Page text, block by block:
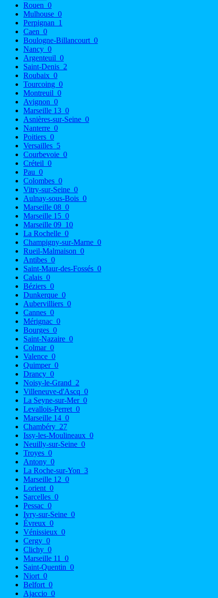
Rouen 0
Mulhouse 0
Perpignan 1
Caen 0
Boulogne-Billancourt 0
Nancy 0
Argenteuil 0
Saint-Denis 2
Roubaix 0
Tourcoing 0
Montreuil 0
Avignon 0
Marseille 13 0
Asnières-sur-Seine 0
Nanterre 0
Poitiers 0
Versailles 5
Courbevoie 0
Créteil 0
Pau 0
Colombes 0
Vitry-sur-Seine 0
Aulnay-sous-Bois 0
Marseille 08 0
Marseille 15 0
Marseille 09 10
La Rochelle 0
Champigny-sur-Marne 0
Rueil-Malmaison 0
Antibes 0
Saint-Maur-des-Fossés 0
Calais 0
Béziers 0
Dunkerque 0
Aubervilliers 0
Cannes 0
Mérignac 0
Bourges 0
Saint-Nazaire 0
Colmar 0
Valence 0
Quimper 0
Drancy 0
Noisy-le-Grand 2
Villeneuve-d'Ascq 0
La Seyne-sur-Mer 0
Levallois-Perret 0
Marseille 14 0
Chambéry 27
Issy-les-Moulineaux 0
Neuilly-sur-Seine 0
Troyes 0
Antony 0
La Roche-sur-Yon 3
Marseille 12 0
Lorient 0
Sarcelles 0
Pessac 0
Ivry-sur-Seine 0
Évreux 0
Vénissieux 0
Cergy 0
Clichy 0
Marseille 11
0
Saint-Quentin 0
Niort 0
Belfort 0
Ajaccio 0